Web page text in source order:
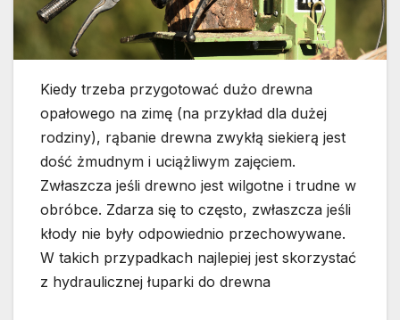
Kiedy trzeba przygotować dużo drewna
opałowego na zimę (na przykład dla dużej
rodziny), rąbanie drewna zwykłą siekierą jest
dość żmudnym i uciążliwym zajęciem.
Zwłaszcza jeśli drewno jest wilgotne i trudne w
obróbce. Zdarza się to często, zwłaszcza jeśli
kłody nie były odpowiednio przechowywane.
W takich przypadkach najlepiej jest skorzystać
z hydraulicznej łuparki do drewna